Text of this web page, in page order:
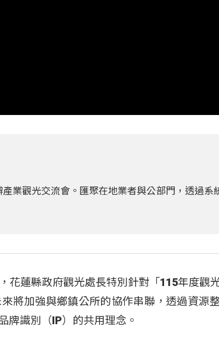
業觀光交流會。匯聚在地業者與公部門，透過系
花蓮縣政府觀光處長特別針對「115年度觀
將加強與鄉鎮公所的協作串聯，透過資源
牌識別（IP）的共用理念。